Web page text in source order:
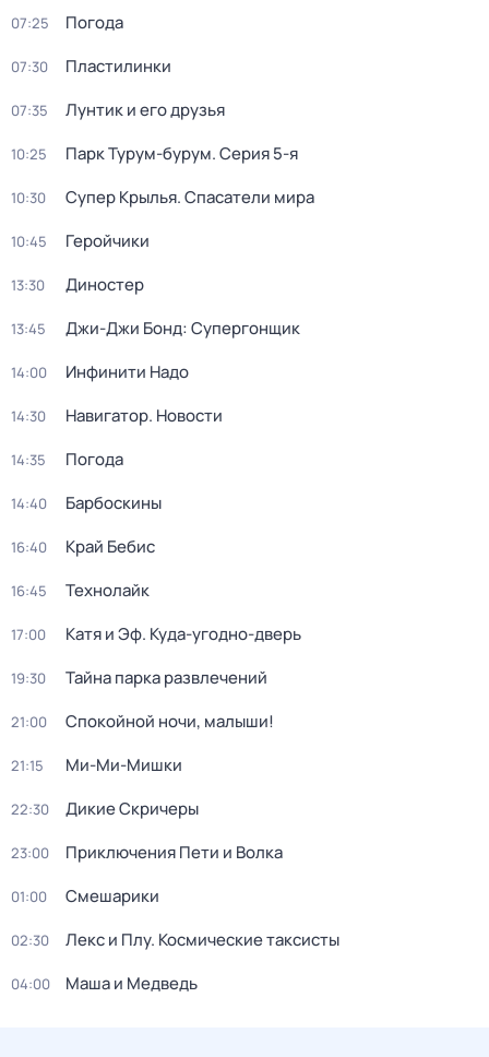
07:25 Погода
07:30 Пластилинки
07:35 Лунтик и его друзья
10:25 Парк Турум-бурум. Серия 5-я
10:30 Супер Крылья. Спасатели мира
10:45 Геройчики
13:30 Диностер
13:45 Джи-Джи Бонд: Супергонщик
14:00 Инфинити Надо
14:30 Навигатор. Новости
14:35 Погода
14:40 Барбоскины
16:40 Край Бебис
16:45 Технолайк
17:00 Катя и Эф. Куда-угодно-дверь
19:30 Тайна парка развлечений
21:00 Спокойной ночи, малыши!
21:15 Ми-Ми-Мишки
22:30 Дикие Скричеры
23:00 Приключения Пети и Волка
01:00 Смешарики
02:30 Лекс и Плу. Космические таксисты
04:00 Маша и Медведь